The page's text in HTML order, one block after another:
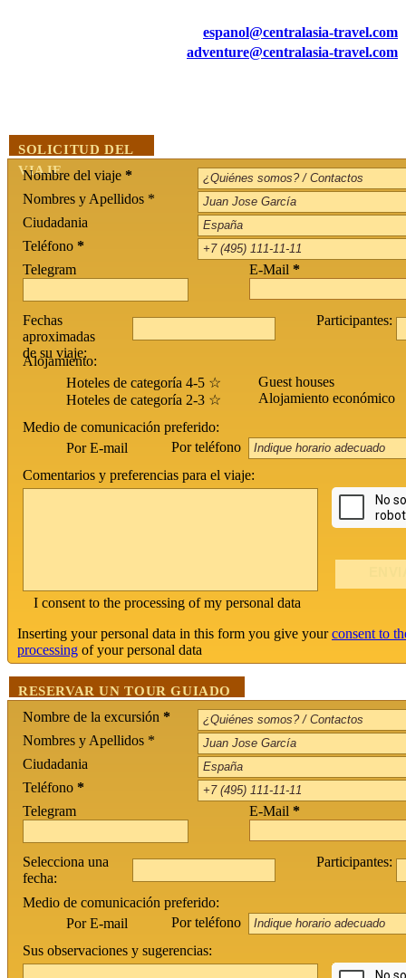
espanol@centralasia-travel.com
adventure@centralasia-travel.com
SOLICITUD DEL
VIAJE
Nombre del viaje *
Nombres y Apellidos *
Ciudadania
Teléfono *
Telegram
E-Mail *
Fechas
aproximadas
de su viaje:
Participantes:
Alojamiento:
Hoteles de categoría 4-5 ☆
Hoteles de categoría 2-3 ☆
Guest houses
Alojamiento económico
Medio de comunicación preferido:
Por E-mail
Por teléfono
Comentarios y preferencias para el viaje:
I consent to the processing of my personal data
Inserting your personal data in this form you give yourconsent to
processing of your personal data
RESERVAR UN TOUR GUIADO
Nombre de la excursión *
Nombres y Apellidos *
Ciudadania
Teléfono *
Telegram
E-Mail *
Selecciona una
fecha:
Participantes:
Medio de comunicación preferido:
Por E-mail
Por teléfono
Sus observaciones y sugerencias: